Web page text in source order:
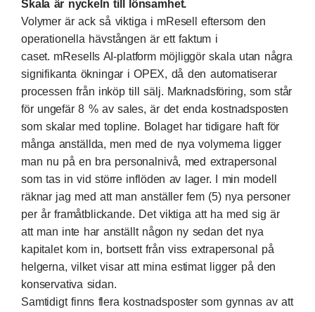
Skala är nyckeln till lönsamhet.
Volymer är ack så viktiga i mResell eftersom den
operationella hävstången är ett faktum i
caset. mResells AI-platform möjliggör skala utan några
signifikanta ökningar i OPEX, då den automatiserar
processen från inköp till sälj. Marknadsföring, som står
för ungefär 8 % av sales, är det enda kostnadsposten
som skalar med topline. Bolaget har tidigare haft för
många anställda, men med de nya volymerna ligger
man nu på en bra personalnivå, med extrapersonal
som tas in vid större inflöden av lager. I min modell
räknar jag med att man anställer fem (5) nya personer
per år framåtblickande. Det viktiga att ha med sig är
att man inte har anställt någon ny sedan det nya
kapitalet kom in, bortsett från viss extrapersonal på
helgerna, vilket visar att mina estimat ligger på den
konservativa sidan.
Samtidigt finns flera kostnadsposter som gynnas av att